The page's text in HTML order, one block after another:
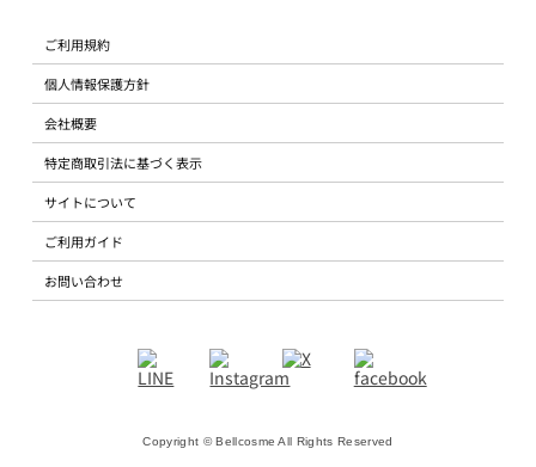
ご利用規約
個人情報保護方針
会社概要
特定商取引法に基づく表示
サイトについて
ご利用ガイド
お問い合わせ
Copyright © Bellcosme All Rights Reserved